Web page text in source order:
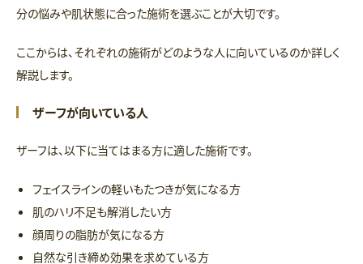
分の悩みや肌状態に合った施術を選ぶことが大切です。
ここからは、それぞれの施術がどのような人に向いているのか詳しく
解説します。
ザーフが向いている人
ザーフは、以下に当てはまる方に適した施術です。
フェイスラインの軽いもたつきが気になる方
肌のハリ不足も解消したい方
顔周りの脂肪が気になる方
自然な引き締め効果を求めている方